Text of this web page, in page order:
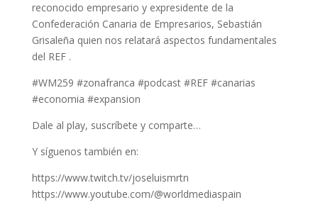
reconocido empresario y expresidente de la
Confederación Canaria de Empresarios, Sebastián
Grisaleña quien nos relatará aspectos fundamentales
del REF .
#WM259 #zonafranca #podcast #REF #canarias
#economia #expansion
Dale al play, suscríbete y comparte…
Y síguenos también en:
https://www.twitch.tv/joseluismrtn
https://www.youtube.com/@worldmediaspain